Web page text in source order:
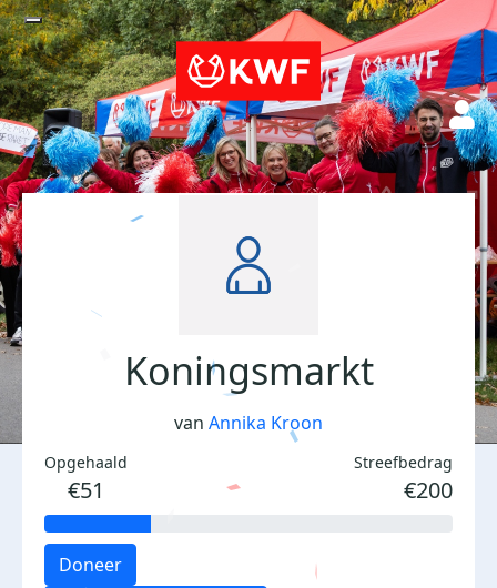
Koningsmarkt
van Annika Kroon
Opgehaald
€51
Streefbedrag
€200
Doneer